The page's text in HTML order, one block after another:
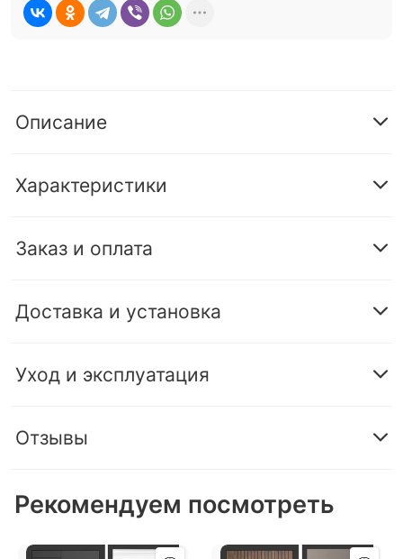
Описание
Характеристики
Заказ и оплата
Доставка и установка
Уход и эксплуатация
Отзывы
Рекомендуем посмотреть